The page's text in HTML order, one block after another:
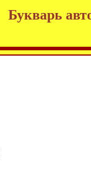
Букварь